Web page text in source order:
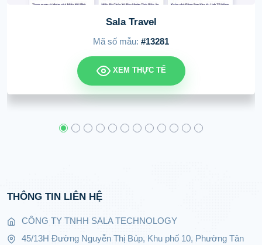
#13281
XEM THỰC TẾ
THÔNG TIN LIÊN HỆ
CÔNG TY TNHH SALA TECHNOLOGY
45/13H Đường Nguyễn Thị Búp, Khu phố 10, Phường Tân